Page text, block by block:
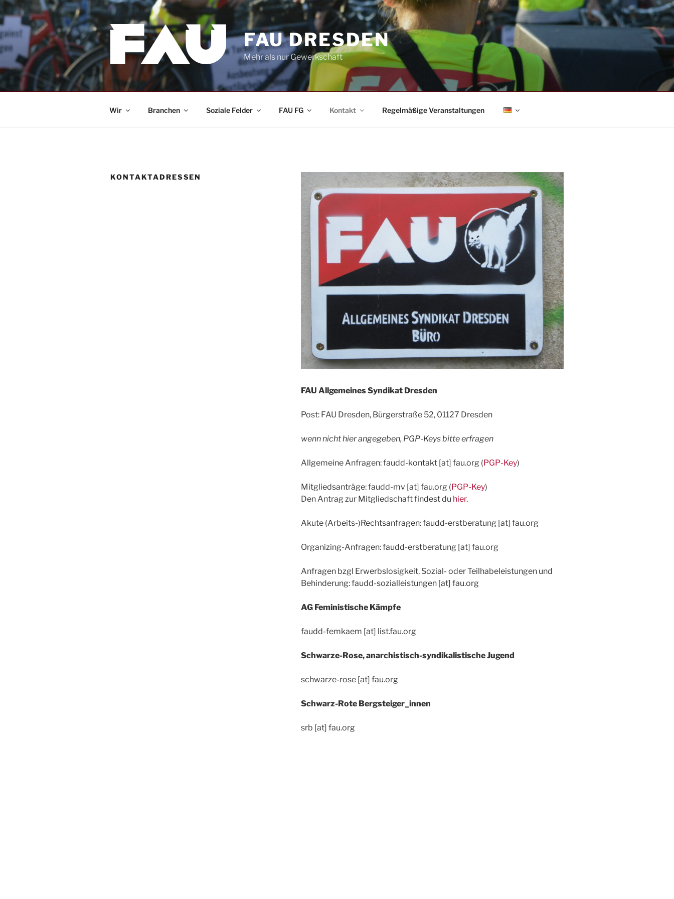
Zum
Inhalt
springen
FAU DRESDEN
Mehr als nur Gewerkschaft
Wir Branchen Soziale Felder FAU FG Kontakt Regelmäßige Veranstaltungen
KONTAKTADRESSEN
FAU Allgemeines Syndikat Dresden
Post: FAU Dresden, Bürgerstraße 52, 01127 Dresden
wenn nicht hier angegeben, PGP-Keys bitte erfragen
Allgemeine Anfragen: faudd-kontakt [at] fau.org (PGP-Key)
Mitgliedsanträge: faudd-mv [at] fau.org (PGP-Key)
Den Antrag zur Mitgliedschaft findest du hier.
Akute (Arbeits-)Rechtsanfragen: faudd-erstberatung [at] fau.org
Organizing-Anfragen: faudd-erstberatung [at] fau.org
Anfragen bzgl Erwerbslosigkeit, Sozial- oder Teilhabeleistungen und
Behinderung: faudd-sozialleistungen [at] fau.org
AG Feministische Kämpfe
faudd-femkaem [at] list.fau.org
Schwarze-Rose, anarchistisch-syndikalistische Jugend
schwarze-rose [at] fau.org
Schwarz-Rote Bergsteiger_innen
srb [at] fau.org